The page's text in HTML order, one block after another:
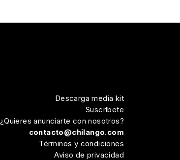
Descarga media kit
Suscríbete
¿Quieres anunciarte con nosotros?
contacto@chilango.com
Términos y condiciones
Aviso de privacidad